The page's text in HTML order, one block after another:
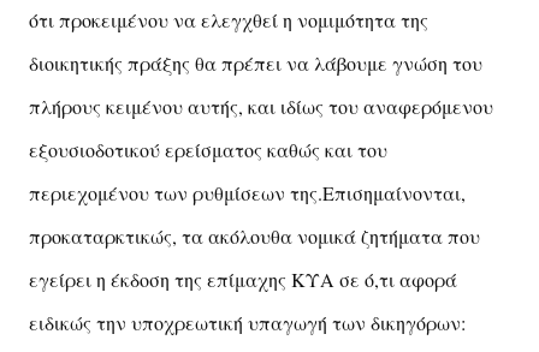
ότι προκειμένου να ελεγχθεί η νομιμότητα της
διοικητικής πράξης θα πρέπει να λάβουμε γνώση του
πλήρους κειμένου αυτής, και ιδίως του αναφερόμενου
εξουσιοδοτικού ερείσματος καθώς και του
περιεχομένου των ρυθμίσεων της.Επισημαίνονται,
προκαταρκτικώς, τα ακόλουθα νομικά ζητήματα που
εγείρει η έκδοση της επίμαχης ΚΥΑ σε ό,τι αφορά
ειδικώς την υποχρεωτική υπαγωγή των δικηγόρων: